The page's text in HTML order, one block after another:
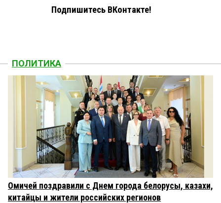
Подпишитесь ВКонтакте!
ПОЛИТИКА
Омичей поздравили с Днем города белорусы, казахи,
китайцы и жители российских регионов